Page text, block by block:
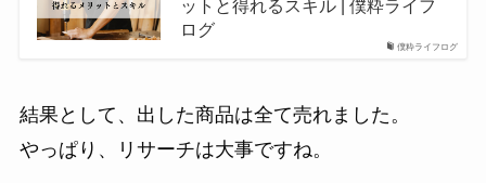
僕粋ライフログ
ットと得れるスキル | 僕粋ライフ
ログ
結果として、出した商品は全て売れました。
やっぱり、リサーチは大事ですね。